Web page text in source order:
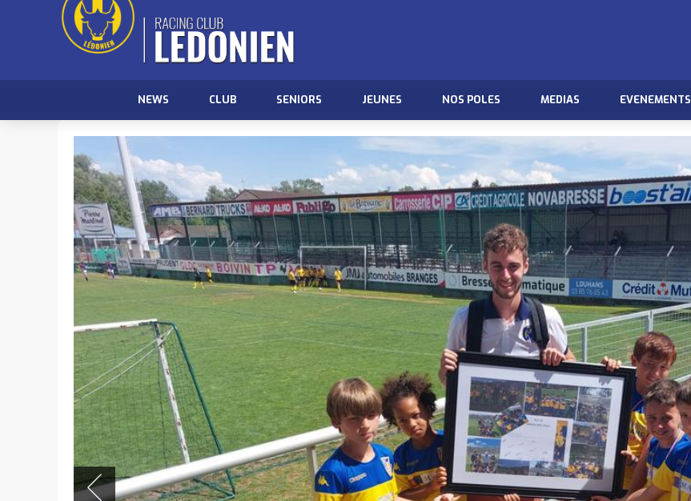
NEWS CLUB SENIORS JEUNES NOS POLES MEDIAS EVENEMENTS